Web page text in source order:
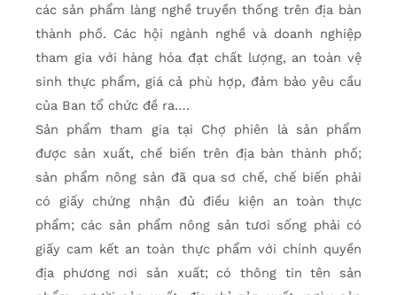
các sản phẩm làng nghề truyền thống trên địa bàn
thành phố. Các hội ngành nghề và doanh nghiệp
tham gia với hàng hóa đạt chất lượng, an toàn vệ
sinh thực phẩm, giá cả phù hợp, đảm bảo yêu cầu
của Ban tổ chức đề ra….
Sản phẩm tham gia tại Chợ phiên là sản phẩm
được sản xuất, chế biến trên địa bàn thành phố;
sản phẩm nông sản đã qua sơ chế, chế biến phải
có giấy chứng nhận đủ điều kiện an toàn thực
phẩm; các sản phẩm nông sản tươi sống phải có
giấy cam kết an toàn thực phẩm với chính quyền
địa phương nơi sản xuất; có thông tin tên sản